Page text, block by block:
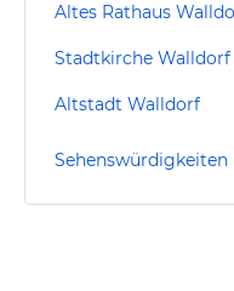
Altes Rathaus
Stadtkirche Walldorf
Altstadt Walldorf